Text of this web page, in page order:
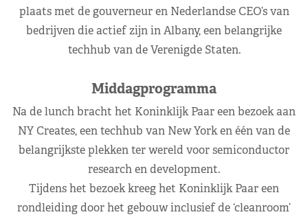
plaats met de gouverneur en Nederlandse CEO’s van
bedrijven die actief zijn in Albany, een belangrijke
techhub van de Verenigde Staten.
Middagprogramma
Na de lunch bracht het Koninklijk Paar een bezoek aan
NY Creates, een techhub van New York en één van de
belangrijkste plekken ter wereld voor semiconductor
research en development.
Tijdens het bezoek kreeg het Koninklijk Paar een
rondleiding door het gebouw inclusief de ‘cleanroom’